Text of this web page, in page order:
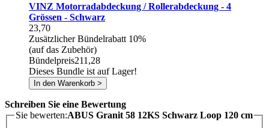
VINZ Motorradabdeckung / Rollerabdeckung - 4
Grössen - Schwarz
23,70
Zusätzlicher Bündelrabatt 10%
(auf das Zubehör)
Bündelpreis211,28
Dieses Bundle ist auf Lager!
In den Warenkorb >
Schreiben Sie eine Bewertung
Sie bewerten:ABUS Granit 58 12KS Schwarz Loop 120 cm